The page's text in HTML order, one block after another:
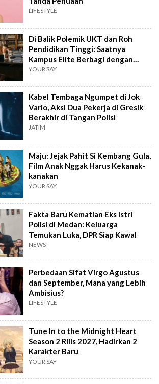
LIFESTYLE
Di Balik Polemik UKT dan Roh
Pendidikan Tinggi: Saatnya
Kampus Elite Berbagi dengan
Kampus Daerah
YOUR SAY
Kabel Tembaga Ngumpet di Jok
Vario, Aksi Dua Pekerja di Gresik
Berakhir di Tangan Polisi
JATIM
Maju: Jejak Pahit Si Kembang Gula,
Film Anak Nggak Harus Kekanak-
kanakan
YOUR SAY
Fakta Baru Kematian Eks Istri
Polisi di Medan: Keluarga
Temukan Luka, DPR Siap Kawal
NEWS
Perbedaan Sifat Virgo Agustus
dan September, Mana yang Lebih
Ambisius?
LIFESTYLE
Tune In to the Midnight Heart
Season 2 Rilis 2027, Hadirkan 2
Karakter Baru
YOUR SAY